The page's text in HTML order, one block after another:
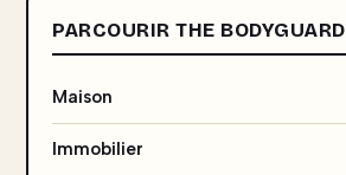
PARCOURIR THE BODYGUARD
Maison
Immobilier